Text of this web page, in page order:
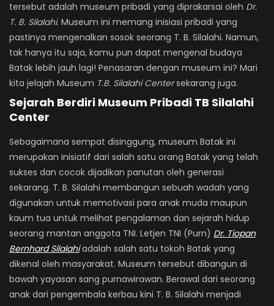
tersebut adalah museum pribadi yang diprakarsai oleh Dr.
T. B. Silalahi. Museum ini memang inisiasi pribadi yang
pastinya mengenalkan sosok seorang T. B. Silalahi. Namun,
tak hanya itu saja, kamu pun dapat mengenal budaya
Batak lebih jauh lagi! Penasaran dengan museum ini? Mari
kita jelajah Museum T.B. Silalahi Centersekarang juga.
Sejarah Berdiri Museum Pribadi TB Silalahi
Center
Sebagaimana sempat disinggung, museum Batak ini
merupakan inisiatif dari salah satu orang Batak yang telah
sukses dan cocok dijadikan panutan oleh generasi
sekarang. T. B. Silalahi membangun sebuah wadah yang
digunakan untuk memotivasi para anak muda maupun
kaum tua untuk melihat pengalaman dan sejarah hidup
seorang mantan anggota TNI. Letjen TNI (Purn) Dr. Tiopan
Bernhard Silalahiadalah salah satu tokoh Batak yang
dikenal oleh masyarakat. Museum tersebut dibangun di
bawah yayasan sang purnawirawan. Berawal dari seorang
anak dari pengembala kerbau kini T. B. Silalahi menjadi